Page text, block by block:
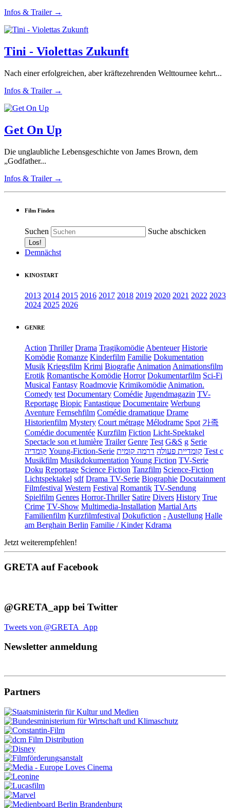
Infos & Trailer →
Tini - Violettas Zukunft
Nach einer erfolgreichen, aber kräftezehrenden Welttournee kehrt...
Infos & Trailer →
Get On Up
Die unglaubliche Lebensgeschichte von James Brown, dem
„Godfather...
Infos & Trailer →
Film Finden
Suchen Suche abschicken
Demnächst
KINOSTART
2013 2014 2015 2016 2017 2018 2019 2020 2021 2022 2023
2024 2025 2026
GENRE
Action Thriller Drama Tragikomödie Abenteuer Historie
Komödie Romanze Kinderfilm Familie Dokumentation
Musik Kriegsfilm Krimi Biografie Animation Animationsfilm
Erotik Romantische Komödie Horror Dokumentarfilm Sci-Fi
Musical Fantasy Roadmovie Krimikomödie Animation.
Comedy test Documentary Comédie Jugendmagazin TV-
Reportage Biopic Fantastique Documentaire Werbung
Aventure Fernsehfilm Comédie dramatique Drame
Historienfilm Mystery Court métrage Mélodrame Spot 가족
Comédie documentée Kurzfilm Fiction Licht-Spektakel
Spectacle son et lumière Trailer Genre Test G&S g Serie
קומדיה Young-Fiction-Serie קומדיית פעולה דרמה קומית
Test c
Musikfilm Musikdokumentation Young Fiction TV-Serie
Doku Reportage Science Fiction Tanzfilm Science-Fiction
Lichtspektakel sdf Drama TV-Serie Biographie Docutainment
Filmfestival Western Festival Romantik TV-Sendung
Spielfilm Genres Horror-Thriller Satire Divers History True
Crime TV-Show Multimedia-Installation Martial Arts
Familienfilm Kurzfilmfestival Dokufiction - Austellung Halle
am Berghain Berlin Familie / Kinder Kdrama
Jetzt weiterempfehlen!
GRETA auf Facebook
@GRETA_app bei Twitter
Tweets von @GRETA_App
Newsletter anmeldung
Partners